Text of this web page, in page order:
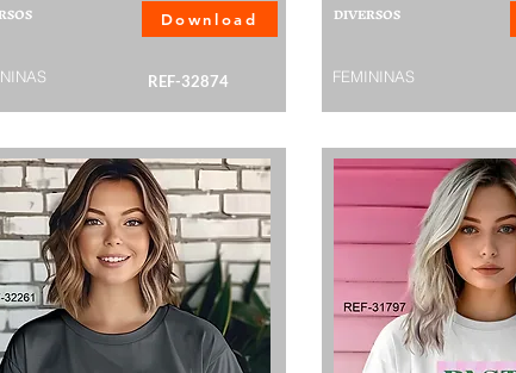
Download
REF-32874
DIVERSOS
FEMININAS